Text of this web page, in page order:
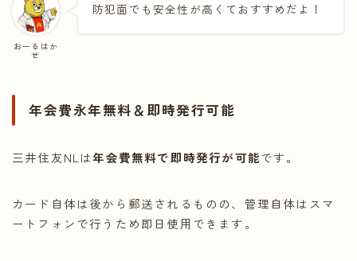
おーるはか
せ
防犯面でも安全性が高くておすすめだよ！
年会費永年無料＆即時発行可能
三井住友NLは年会費無料で即時発行が可能です。
カード自体は後から郵送されるものの、管理自体はスマ
ートフォンで行うため即日使用できます。